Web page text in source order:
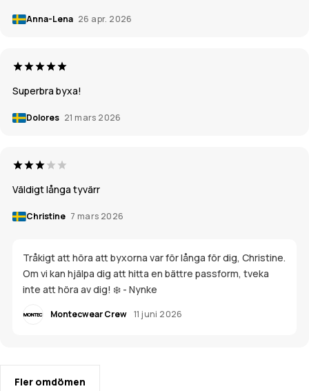
Anna-Lena 26 apr. 2026
Superbra byxa!
Dolores 21 mars 2026
Väldigt långa tyvärr
Christine 7 mars 2026
Tråkigt att höra att byxorna var för långa för dig, Christine.
Om vi kan hjälpa dig att hitta en bättre passform, tveka
inte att höra av dig! ❄️ - Nynke
Montecwear Crew 11 juni 2026
Fler omdömen